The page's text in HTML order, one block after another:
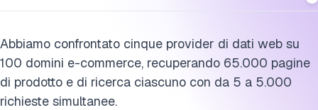
Abbiamo confrontato cinque provider di dati web su
100 domini e-commerce, recuperando 65.000 pagine
di prodotto e di ricerca ciascuno con da 5 a 5.000
richieste simultanee.
Cita questo benchmark